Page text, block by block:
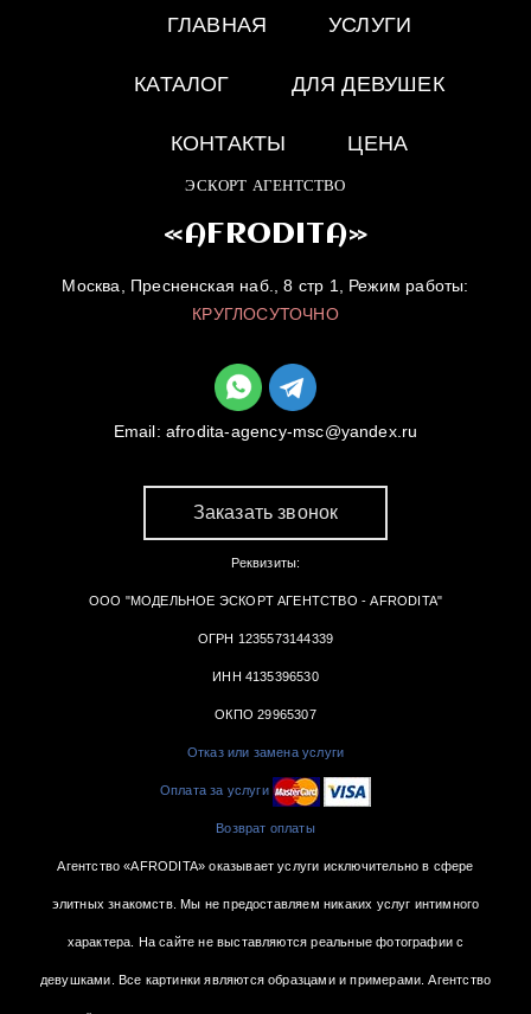
ГЛАВНАЯ УСЛУГИ
КАТАЛОГ ДЛЯ ДЕВУШЕК
КОНТАКТЫ ЦЕНА
ЭСКОРТ АГЕНТСТВО
«AFRODITA»
Москва, Пресненская наб., 8 стр 1, Режим работы:
КРУГЛОСУТОЧНО
Email: afrodita-agency-msc@yandex.ru
Заказать звонок
Реквизиты:
ООО "МОДЕЛЬНОЕ ЭСКОРТ АГЕНТСТВО - AFRODITA"
ОГРН 1235573144339
ИНН 4135396530
ОКПО 29965307
Отказ или замена услуги
Оплата за услуги
Возврат оплаты
Агентство «AFRODITA» оказывает услуги исключительно в сфере
элитных знакомств. Мы не предоставляем никаких услуг интимного
характера. На сайте не выставляются реальные фотографии с
девушками. Все картинки являются образцами и примерами. Агентство